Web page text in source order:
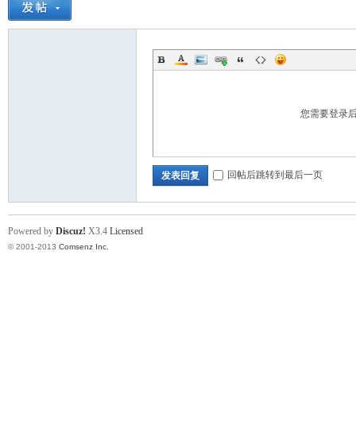
您需要登录
发表回复 回帖后跳转到最后一页
Powered by Discuz! X3.4 Licensed
© 2001-2013 Comsenz Inc.